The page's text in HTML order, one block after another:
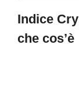
Indice
che cos’è